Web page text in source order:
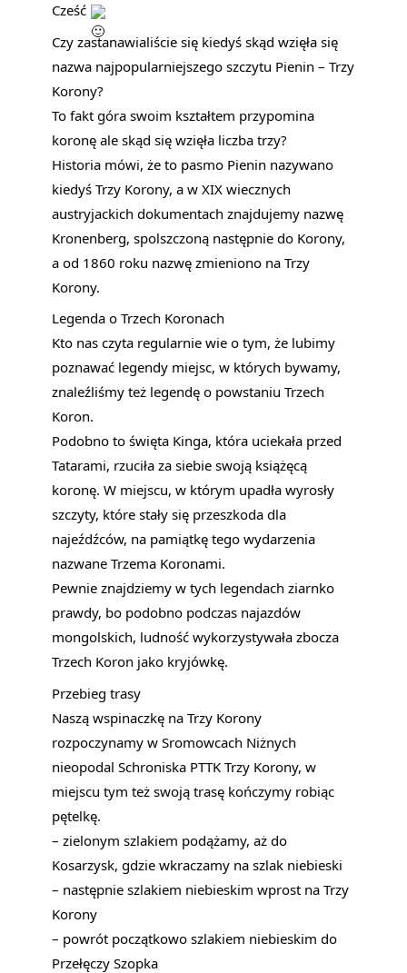
Cześć
Czy zastanawialiście się kiedyś skąd wzięła się
nazwa najpopularniejszego szczytu Pienin – Trzy
Korony?
To fakt góra swoim kształtem przypomina
koronę ale skąd się wzięła liczba trzy?
Historia mówi, że to pasmo Pienin nazywano
kiedyś Trzy Korony, a w XIX wiecznych
austryjackich dokumentach znajdujemy nazwę
Kronenberg, spolszczoną następnie do Korony,
a od 1860 roku nazwę zmieniono na Trzy
Korony.
Legenda o Trzech Koronach
Kto nas czyta regularnie wie o tym, że lubimy
poznawać legendy miejsc, w których bywamy,
znaleźliśmy też legendę o powstaniu Trzech
Koron.
Podobno to święta Kinga, która uciekała przed
Tatarami, rzuciła za siebie swoją książęcą
koronę. W miejscu, w którym upadła wyrosły
szczyty, które stały się przeszkoda dla
najeźdźców, na pamiątkę tego wydarzenia
nazwane Trzema Koronami.
Pewnie znajdziemy w tych legendach ziarnko
prawdy, bo podobno podczas najazdów
mongolskich, ludność wykorzystywała zbocza
Trzech Koron jako kryjówkę.
Przebieg trasy
Naszą wspinaczkę na Trzy Korony
rozpoczynamy w Sromowcach Niżnych
nieopodal Schroniska PTTK Trzy Korony, w
miejscu tym też swoją trasę kończymy robiąc
pętelkę.
– zielonym szlakiem podążamy, aż do
Kosarzysk, gdzie wkraczamy na szlak niebieski
– następnie szlakiem niebieskim wprost na Trzy
Korony
– powrót początkowo szlakiem niebieskim do
Przełęczy Szopka